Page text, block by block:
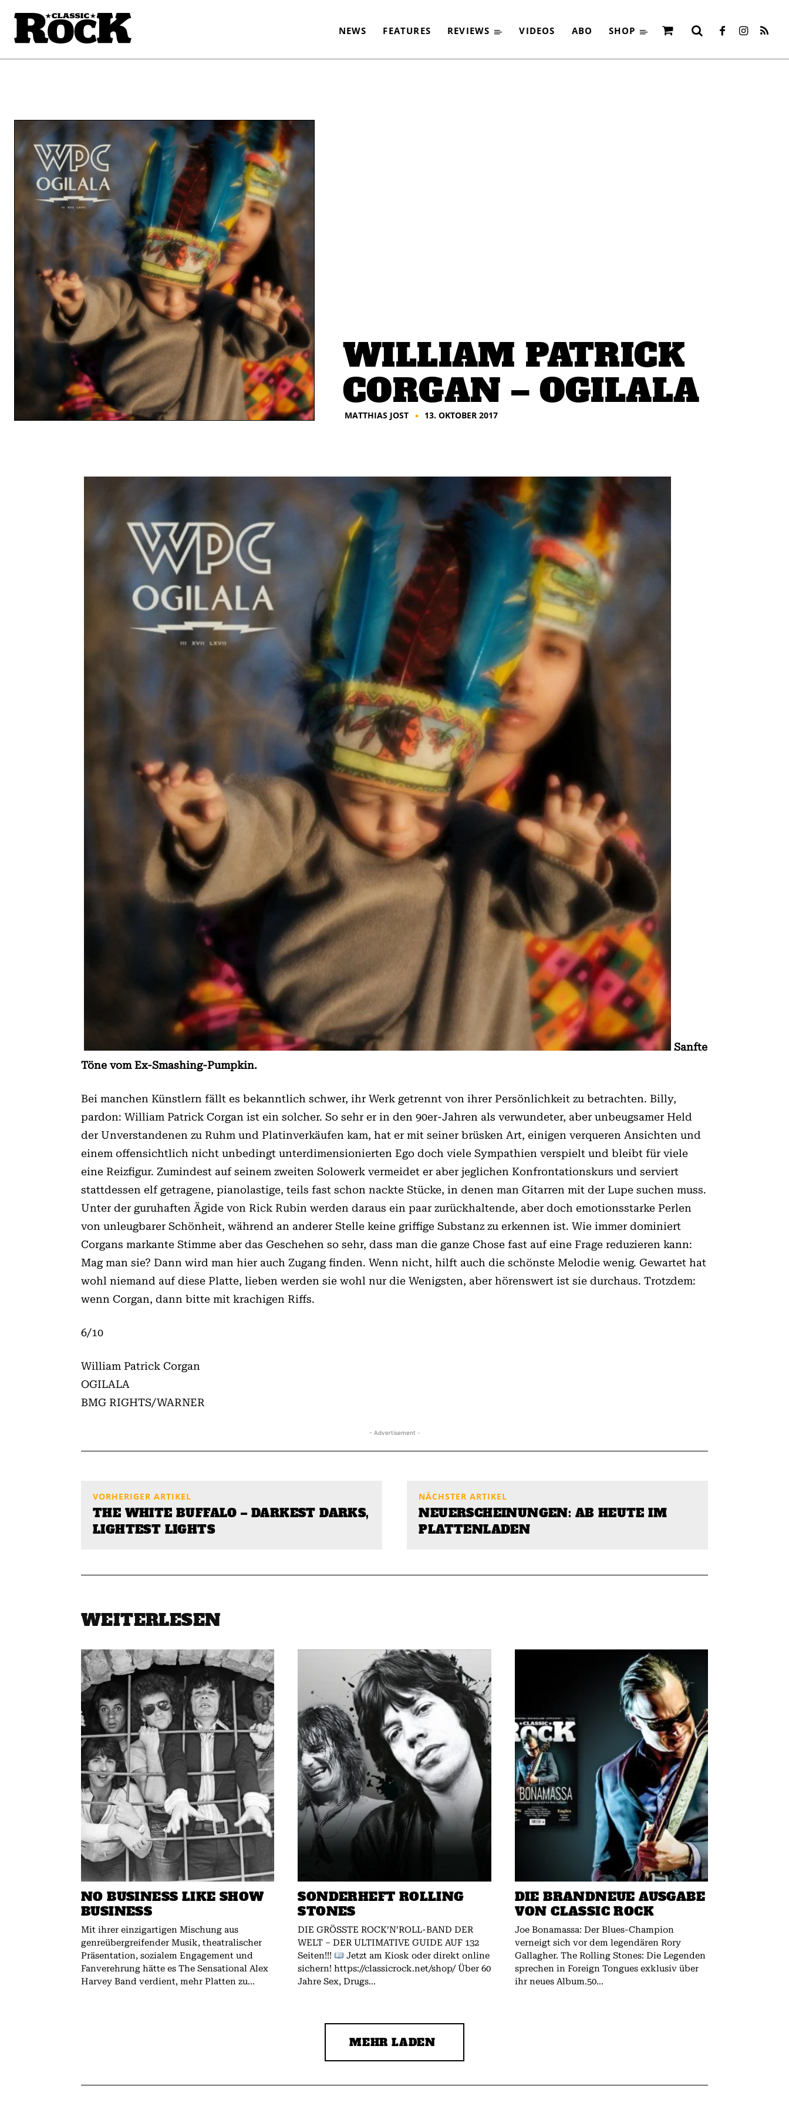
NEWS FEATURES REVIEWS VIDEOS ABO SHOP
WILLIAM PATRICK
CORGAN – OGILALA
MATTHIAS JOST ■ 13. OKTOBER 2017
Sanfte
Töne vom Ex-Smashing-Pumpkin.
Bei manchen Künstlern fällt es be­­kanntlich schwer, ihr Werk ge­­trennt von ihrer Persönlichkeit zu betrachten. Billy,
pardon: William Patrick Corgan ist ein solcher. So sehr er in den 90er-Jahren als verwundeter, aber unbeugsamer Held
der Unverstandenen zu Ruhm und Platinverkäufen kam, hat er mit seiner brüsken Art, einigen verqueren Ansichten und
einem offensichtlich nicht unbedingt unterdimensionierten Ego doch viele Sympathien verspielt und bleibt für viele
eine Reizfigur. Zumindest auf seinem zweiten Solowerk vermeidet er aber jeglichen Konfrontationskurs und serviert
stattdessen elf getragene, pianolastige, teils fast schon nackte Stücke, in denen man Gitarren mit der Lu­pe suchen muss.
Unter der guruhaften Ägide von Rick Rubin werden daraus ein paar zurückhal­tende, aber doch emotionsstarke Perlen
von un­­leugbarer Schönheit, während an anderer Stelle keine griffige Substanz zu erkennen ist. Wie immer dominiert
Corgans markante Stimme aber das Geschehen so sehr, dass man die ganze Cho­se fast auf eine Frage reduzieren kann:
Mag man sie? Dann wird man hier auch Zugang finden. Wenn nicht, hilft auch die schönste Melodie wenig. Gewartet hat
wohl niemand auf diese Platte, lieben werden sie wohl nur die Wenigsten, aber hörenswert ist sie durchaus. Trotzdem:
wenn Corgan, dann bitte mit krachigen Riffs.
6/10
William Patrick Corgan
OGILALA
BMG RIGHTS/WARNER
- Advertisement -
VORHERIGER ARTIKEL
THE WHITE BUFFALO – DARKEST DARKS,
LIGHTEST LIGHTS
NÄCHSTER ARTIKEL
NEUERSCHEINUNGEN: AB HEUTE IM
PLATTENLADEN
WEITERLESEN
NO BUSINESS LIKE SHOW
BUSINESS
Mit ihrer einzigartigen Mischung aus
genreübergreifender Musik, theatralischer
Präsentation, sozialem Engagement und
Fanverehrung hätte es The Sensational Alex
Harvey Band verdient, mehr Platten zu...
SONDERHEFT ROLLING
STONES
DIE GRÖSSTE ROCK’N’ROLL-BAND DER
WELT – DER ULTIMATIVE GUIDE AUF 132
Seiten!!!
Jetzt am Kiosk oder direkt online
sichern! https://classicrock.net/shop/ Über 60
Jahre Sex, Drugs...
DIE BRANDNEUE AUSGABE
VON CLASSIC ROCK
Joe Bonamassa: Der Blues-Champion
verneigt sich vor dem legendären Rory
Gallagher. The Rolling Stones: Die Legenden
sprechen in Foreign Tongues exklusiv über
ihr neues Album.50...
MEHR LADEN